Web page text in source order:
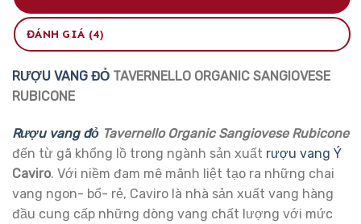
ĐÁNH GIÁ (4)
RƯỢU VANG ĐỎ TAVERNELLO ORGANIC SANGIOVESE
RUBICONE
Rượu vang đỏ Tavernello Organic Sangiovese Rubicone
đến từ gã khổng lồ trong ngành sản xuất rượu vang Ý
Caviro. Với niềm đam mê mãnh liệt tạo ra những chai
vang ngon- bổ- rẻ, Caviro là nhà sản xuất vang hàng
đầu cung cấp những dòng vang chất lượng với mức